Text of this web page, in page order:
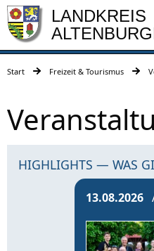
LANDKREIS
Start Freizeit & Tourismus
HIGHLIGHTS — WAS
13.08.2026